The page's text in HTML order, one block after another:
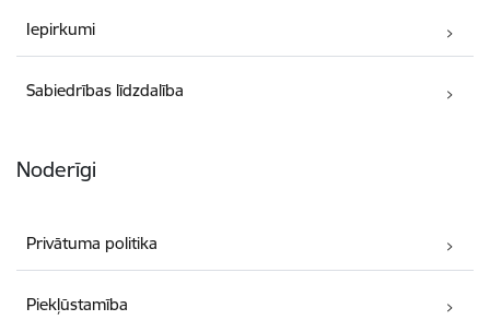
Iepirkumi
Sabiedrības līdzdalība
Noderīgi
Privātuma politika
Piekļūstamība